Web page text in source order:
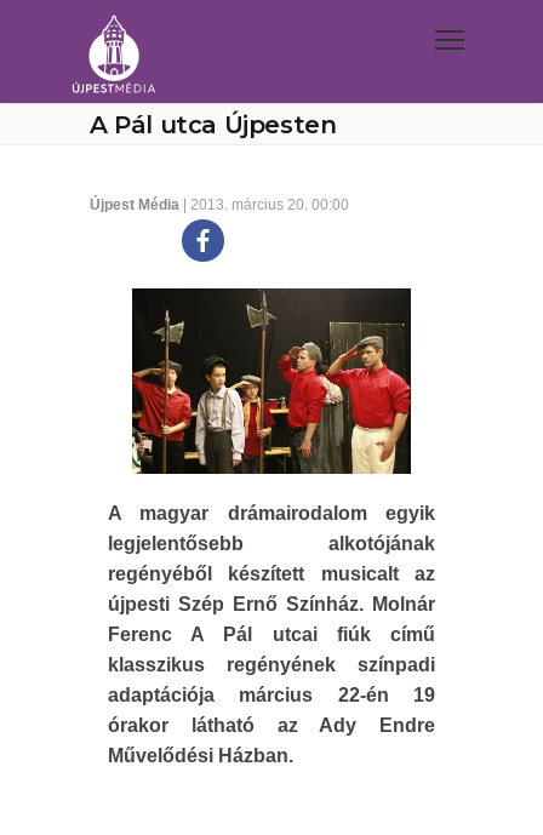
A Pál utca Újpesten
Újpest Média | 2013. március 20. 00:00
A magyar drámairodalom egyik
legjelentősebb alkotójának
regényéből készített musicalt az
újpesti Szép Ernő Színház. Molnár
Ferenc A Pál utcai fiúk című
klasszikus regényének színpadi
adaptációja március 22-én 19
órakor látható az Ady Endre
Művelődési Házban.